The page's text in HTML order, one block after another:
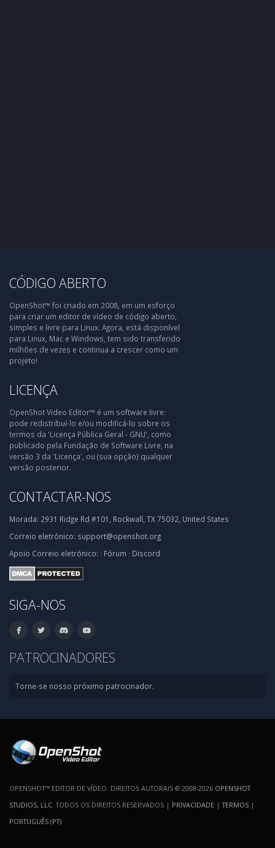
CÓDIGO ABERTO
OpenShot™ foi criado em 2008, em um esforço
para criar um editor de vídeo de código aberto,
simples e livre para Linux. Agora, está disponível
para Linux, Mac e Windows, tem sido transferido
milhões de vezes e continua a crescer como um
projeto!
LICENÇA
OpenShot Video Editor™ é um software livre:
pode redistribuí-lo e/ou modificá-lo sobre os
termos da 'Licença Pública Geral - GNU', como
publicado pela Fundação de Software Livre, na
versão 3 da 'Licença', ou (sua opção) qualquer
versão posterior.
CONTACTAR-NOS
Morada: 2931 Ridge Rd #101, Rockwall, TX 75032, United States
Correio eletrónico: support@openshot.org
Apoio Correio eletrónico: · Fórum · Discord
SIGA-NOS
PATROCINADORES
Torne-se nosso próximo patrocinador.
OPENSHOT™ EDITOR DE VÍDEO. DIREITOS AUTORAIS © 2008-2026 OPENSHOT
STUDIOS, LLC . TODOS OS DIREITOS RESERVADOS | PRIVACIDADE |TERMOS |
PORTUGUÊS (PT)